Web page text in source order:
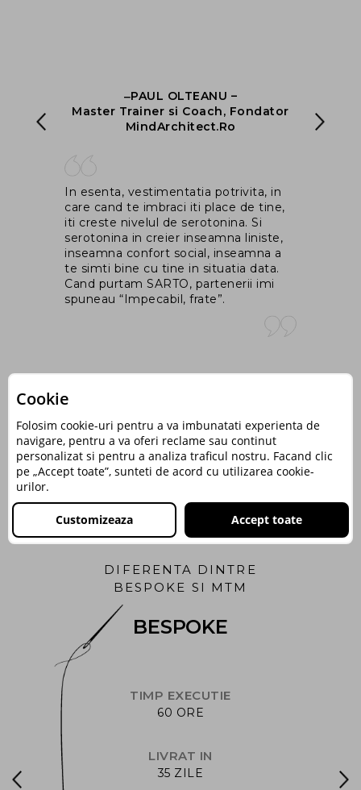
Cookie
Folosim cookie-uri pentru a va imbunatati experienta de
navigare, pentru a va oferi reclame sau continut
personalizat si pentru a analiza traficul nostru. Facand clic
pe „Accept toate”, sunteti de acord cu utilizarea cookie-
urilor.
Customizeaza Accept toate
‒PAUL OLTEANU –
Master Trainer si Coach, Fondator
MindArchitect.Ro
In esenta, vestimentatia potrivita, in
care cand te imbraci iti place de tine,
iti creste nivelul de serotonina. Si
serotonina in creier inseamna liniste,
inseamna confort social, inseamna a
te simti bine cu tine in situatia data.
Cand purtam SARTO, partenerii imi
spuneau “Impecabil, frate”.
DIFERENTA DINTRE
BESPOKE SI MTM
BESPOKE
TIMP EXECUTIE
60 ORE
LIVRAT IN
35 ZILE